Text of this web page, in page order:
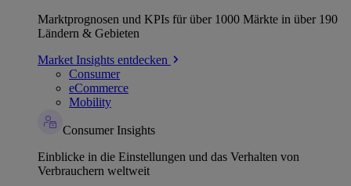
Marktprognosen und KPIs für über 1000 Märkte in über 190
Ländern & Gebieten
Market Insights entdecken
Consumer
eCommerce
Mobility
Consumer Insights
Einblicke in die Einstellungen und das Verhalten von
Verbrauchern weltweit